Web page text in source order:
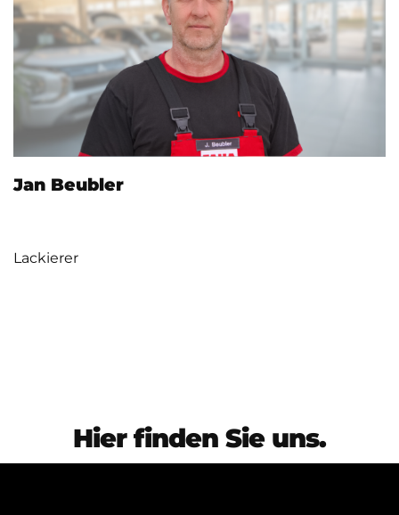
Jan Beubler
Lackierer
Hier finden Sie uns.